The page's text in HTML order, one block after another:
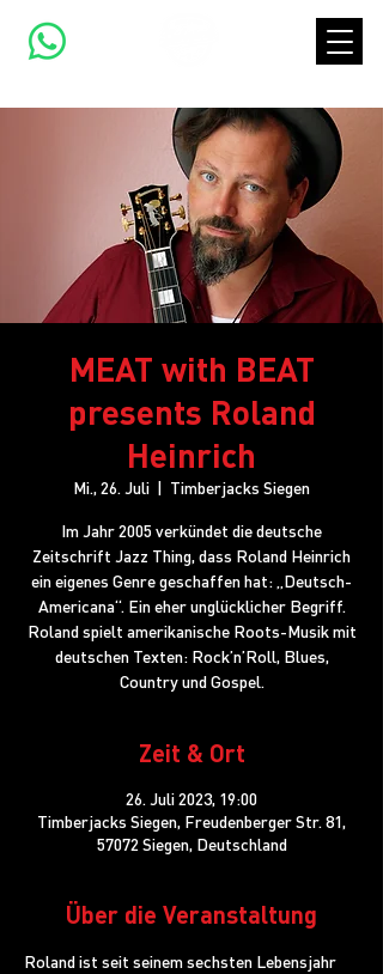
MEAT with BEAT
presents Roland
Heinrich
Mi., 26. Juli
  |
Timberjacks Siegen
Im Jahr 2005 verkündet die deutsche
Zeitschrift Jazz Thing, dass Roland Heinrich
ein eigenes Genre geschaffen hat: „Deutsch-
Americana“. Ein eher unglücklicher Begriff.
Roland spielt amerikanische Roots-Musik mit
deutschen Texten: Rock’n’Roll, Blues,
Country und Gospel.
Zeit & Ort
26. Juli 2023, 19:00
Timberjacks Siegen, Freudenberger Str. 81,
57072 Siegen, Deutschland
Über die Veranstaltung
Roland ist seit seinem sechsten Lebensjahr